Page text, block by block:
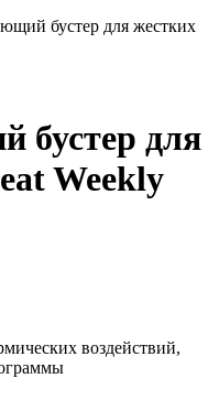
бустер для жестких
бустер для
Weekly
воздействий,